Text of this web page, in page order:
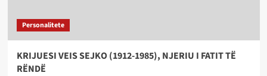
Personalitete
KRIJUESI VEIS SEJKO (1912-1985), NJERIU I FATIT TË
RËNDË